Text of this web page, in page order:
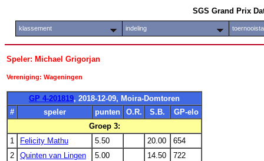
SGS Grand Prix
klassement indeling
Speler: Michael Grigorjan
Vereniging: Wageningen
GP 4-201819, 2018-12-09, Moira-Domtoren
#
speler punten O.R. S.B.
GP-elo
Groep 3:
1
Felicity Mathu 5.50 20.00
654
2
Quinten van Lingen 5.00 14.50
722